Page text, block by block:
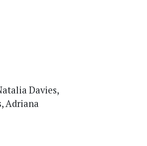
Davies,
Adriana